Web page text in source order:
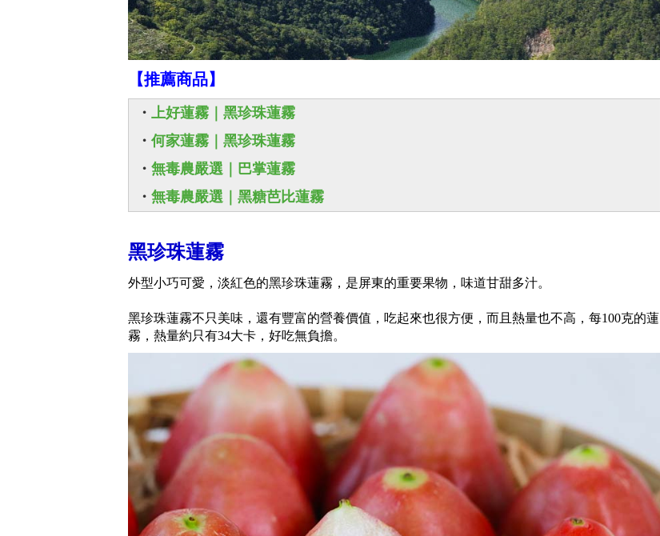
【推薦商品】
・
上好蓮霧｜黑珍珠蓮霧
・ 何家蓮霧｜黑珍珠蓮霧
・ 無毒農嚴選｜巴掌蓮霧
・ 無毒農嚴選｜黑糖芭比蓮霧
黑珍珠蓮霧
外型小巧可愛，淡紅色的黑珍珠蓮霧，是屏東的重要果物，味道甘甜多汁。
黑珍珠蓮霧不只美味，還有豐富的營養價值，吃起來也很方便，而且熱量也不高，每100克的蓮
霧，熱量約只有34大卡，好吃無負擔。